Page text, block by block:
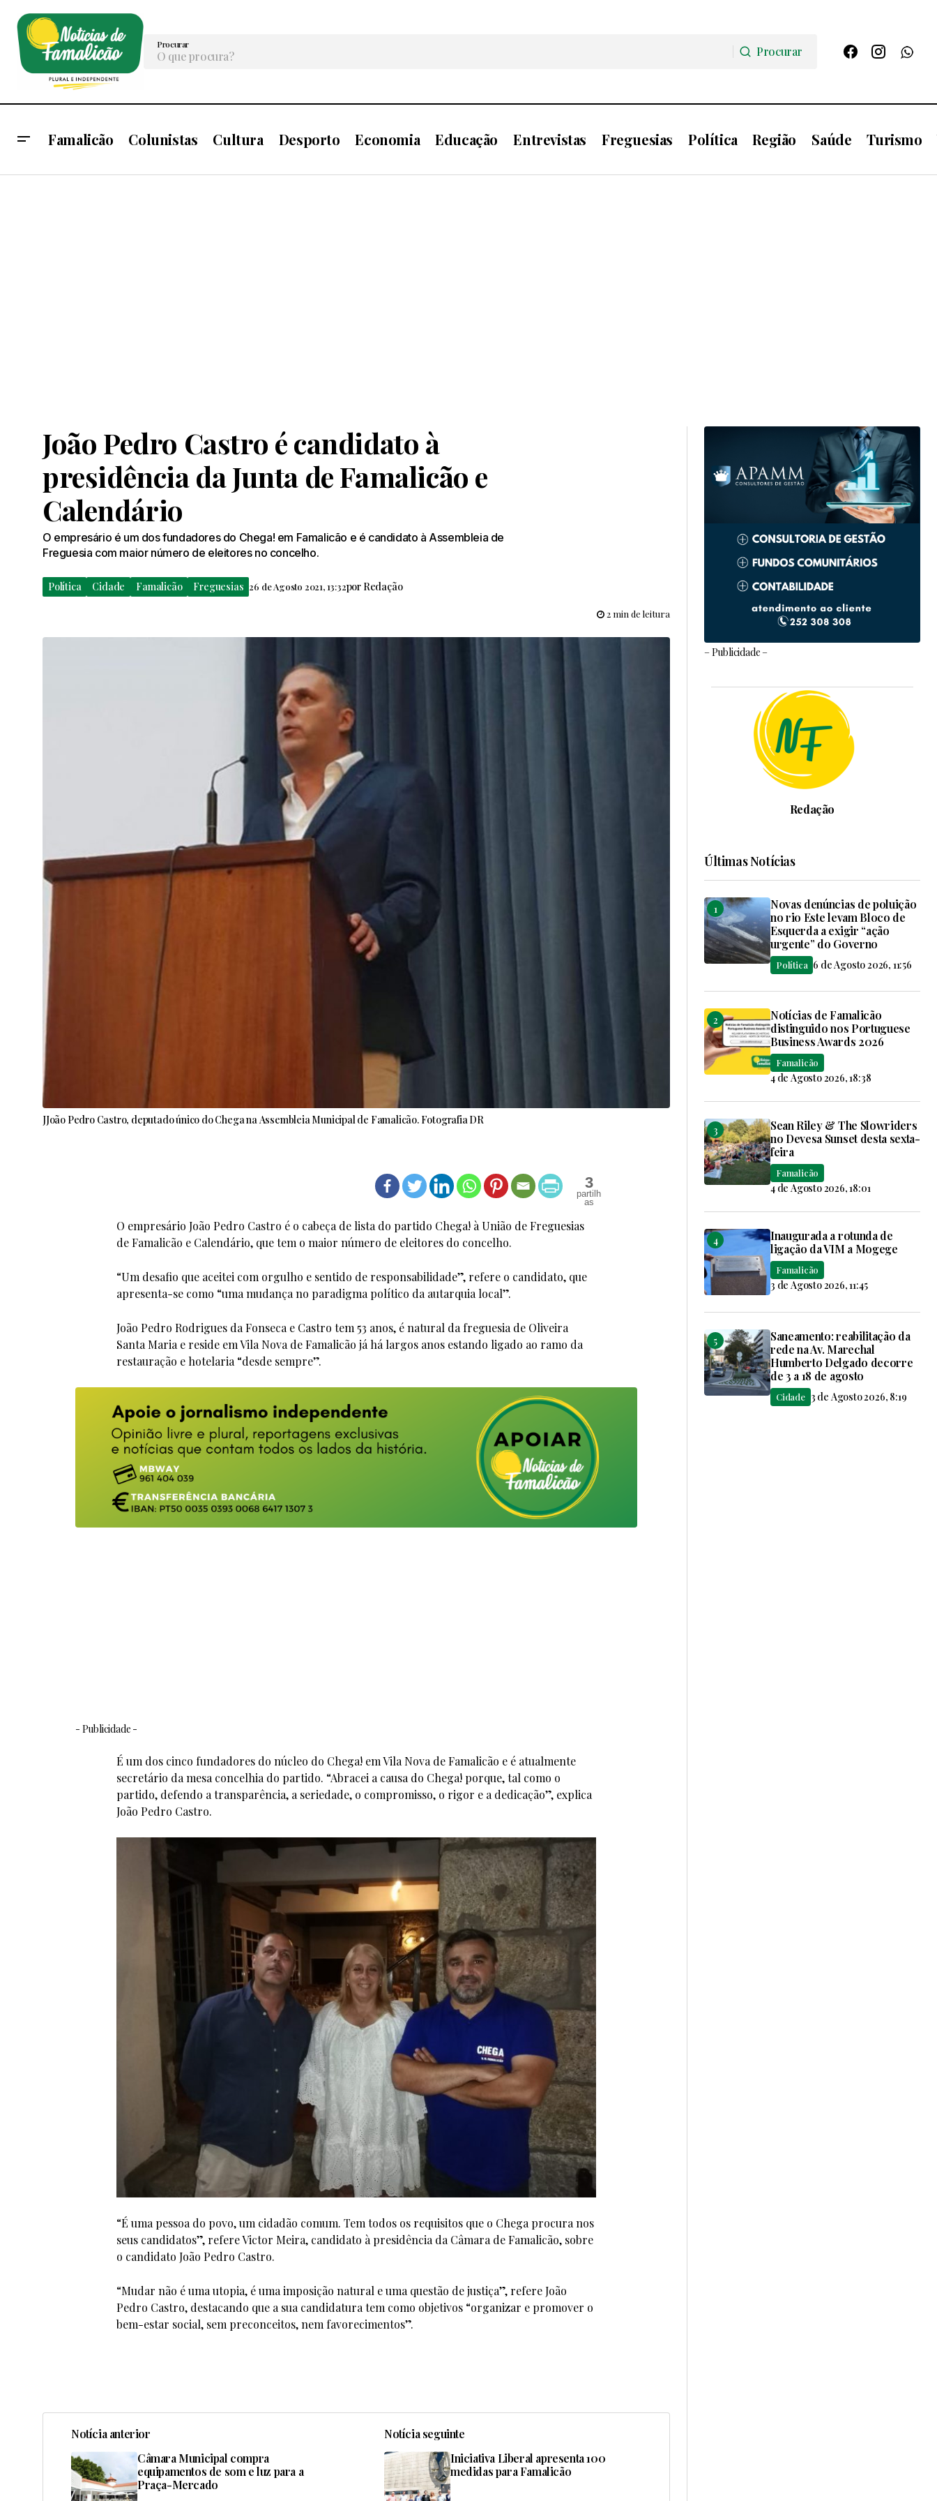
Procurar
Procurar
Famalicão Colunistas Cultura Desporto Economia Educação Entrevistas Freguesias Política Região Saúde Turismo
João Pedro Castro é candidato à
presidência da Junta de Famalicão e
Calendário
O empresário é um dos fundadores do Chega! em Famalicão e é candidato à Assembleia de
Freguesia com maior número de eleitores no concelho.
Política Cidade Famalicão Freguesias 26 de Agosto 2021, 13:32por Redação
2 min de leitura
JJoão Pedro Castro, deputado único do Chega na Assembleia Municipal de Famalicão. Fotografia DR
3
O empresário João Pedro Castro é o cabeça de lista do partido Chega! à União de Freguesias
de Famalicão e Calendário, que tem o maior número de eleitores do concelho.
“Um desafio que aceitei com orgulho e sentido de responsabilidade”, refere o candidato, que
apresenta-se como “uma mudança no paradigma político da autarquia local”.
João Pedro Rodrigues da Fonseca e Castro tem 53 anos, é natural da freguesia de Oliveira
Santa Maria e reside em Vila Nova de Famalicão já há largos anos estando ligado ao ramo da
restauração e hotelaria “desde sempre”.
- Publicidade -
É um dos cinco fundadores do núcleo do Chega! em Vila Nova de Famalicão e é atualmente
secretário da mesa concelhia do partido. “Abracei a causa do Chega! porque, tal como o
partido, defendo a transparência, a seriedade, o compromisso, o rigor e a dedicação”, explica
João Pedro Castro.
“É uma pessoa do povo, um cidadão comum. Tem todos os requisitos que o Chega procura nos
seus candidatos”, refere Victor Meira, candidato à presidência da Câmara de Famalicão, sobre
o candidato João Pedro Castro.
“Mudar não é uma utopia, é uma imposição natural e uma questão de justiça”, refere João
Pedro Castro, destacando que a sua candidatura tem como objetivos “organizar e promover o
bem-estar social, sem preconceitos, nem favorecimentos”.
Notícia anterior
Câmara Municipal compra
equipamentos de som e luz para a
Praça-Mercado
Notícia seguinte
Iniciativa Liberal apresenta 100
medidas para Famalicão
– Publicidade –
Redação
Últimas Notícias
Novas denúncias de poluição
no rio Este levam Bloco de
Esquerda a exigir “ação
urgente” do Governo
Política 6 de Agosto 2026, 11:56
Notícias de Famalicão
distinguido nos Portuguese
Business Awards 2026
Famalicão
4 de Agosto 2026, 18:38
Sean Riley & The Slowriders
no Devesa Sunset desta sexta-
feira
Famalicão
4 de Agosto 2026, 18:01
Inaugurada a rotunda de
ligação da VIM a Mogege
Famalicão
3 de Agosto 2026, 11:45
Saneamento: reabilitação da
rede na Av. Marechal
Humberto Delgado decorre
de 3 a 18 de agosto
Cidade 3 de Agosto 2026, 8:19